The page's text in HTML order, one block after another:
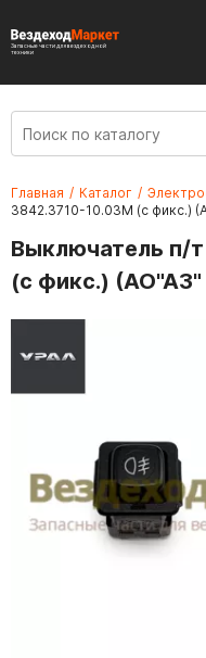
Запасные части для вездеходной
техники
Главная / Каталог /
3842.3710-10.03М (с фикс.)
Выключатель п/
(с фикс.)